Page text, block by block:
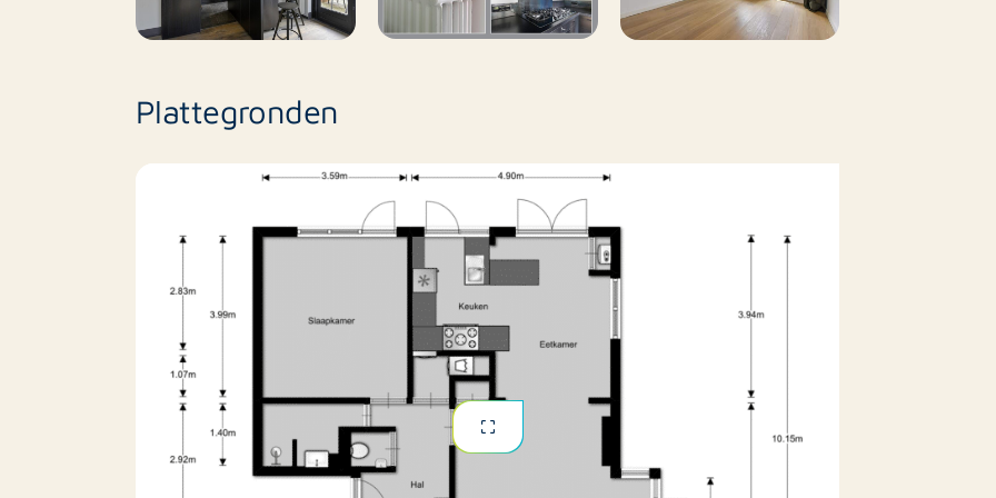
CONDITIES
- Er is een maandelijks voorschot voor servicekosten van toepassing. Dit voorschot
bedraagt € 55,00 per maand en betreft: schoonmaak en verlichting van
gemeenschappelijke ruimten, glasbewassing en schoonmaak van dakgoten. Deze
servicekosten zijn opgenomen in de totaalprijs
- Verplicht tuinonderhoud op kosten huurder; zelf te regelen via de vaste hovenier
- Waarborgsom EUR 5.000
- Gunning eigenaar.
- (Bank-)referenties worden gecheckt; uw bruto (gezamenlijk) inkomen dient ter
hoogte van 3,5x de kale maandhuur te zijn
- Gestoffeerd
Huisdieren toegestaan Nee
Plattegronden